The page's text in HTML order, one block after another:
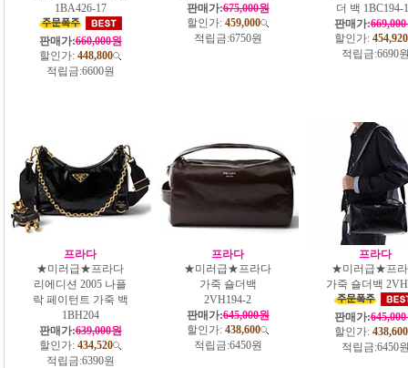
1BA426-17
판매가:660,000원
할인가: 448,800
적립금:6600원
판매가:675,000원
할인가: 459,000
적립금:6750원
더 백 1BC194-
판매가:
할인가: 454,920
적립금:6690
프라다
★미러급★프라다
리에디션 2005 나플
락 페이턴트 가죽 백
1BH204
판매가:639,000원
할인가: 434,520
적립금:6390원
프라다
★미러급★프라다
가죽 숄더백
2VH194-2
판매가:645,000원
할인가: 438,600
적립금:6450원
프라다
★미러급★프
가죽 숄더백
판매가:
할인가: 438,600
적립금:6450